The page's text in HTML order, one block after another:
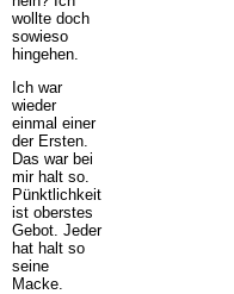
wollte doch
sowieso
hingehen.
Ich war
wieder
einmal einer
der Ersten.
Das war bei
mir halt so.
Pünktlichkeit
ist oberstes
Gebot. Jeder
hat halt so
seine
Macke.